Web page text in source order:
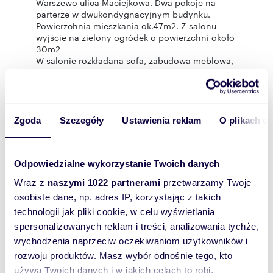
Zgoda Szczegóły Ustawienia reklam O plikach
Odpowiedzialne wykorzystanie Twoich danych
Wraz z naszymi 1022 partnerami przetwarzamy Twoje
osobiste dane, np. adres IP, korzystając z takich
technologii jak pliki cookie, w celu wyświetlania
spersonalizowanych reklam i treści, analizowania tychże,
wychodzenia naprzeciw oczekiwaniom użytkowników i
rozwoju produktów. Masz wybór odnośnie tego, kto
używa Twoich danych i w jakich celach to robi.
parterze w dwukondygnacyjnym budynku.
Powierzchnia mieszkania ok.47m2. Z salonu
wyjście na zielony ogródek o powierzchni około
30m2
W salonie rozkładana sofa, zabudowa meblowa,
telewizor, stół i 6 krzeseł
Kuchnia w formie aneksu wyposażona w meble i
sprzęt AGD - lodówka, zmywarka, okap, płyta
indukcyjna, piekarnik,mikrofala, czajnik, pralka.
Sypialnia: łóżko kontynentalne ze skrzynią,
pojemna i praktyczna szafa w zabudowie,
telewizor.
korytarzu praktyczna i pojemna szafa w
na załączonych zdjęciach.
W pobliżu sklepy, przystanki komunikacji
miejskiej, szkoła, przedszkole.
OPŁATY:
- czynsz dla właściciela - 2600 zł/mies.
- czynsz administracyjny - 501 zł/mies. (czynsz,
wywóz śmieci, FR)
- ciepła woda oraz ogrzewanie SEC (zgodnie ze
Rozwiń
Statystyki ogłoszenia:
Wyślij
wiadomość
To najlepszy
sposób, aby